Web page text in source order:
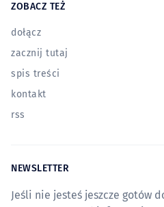
ZOBACZ TEŻ
dołącz
zacznij tutaj
spis treści
kontakt
rss
NEWSLETTER
Jeśli nie jesteś jeszcze gotów